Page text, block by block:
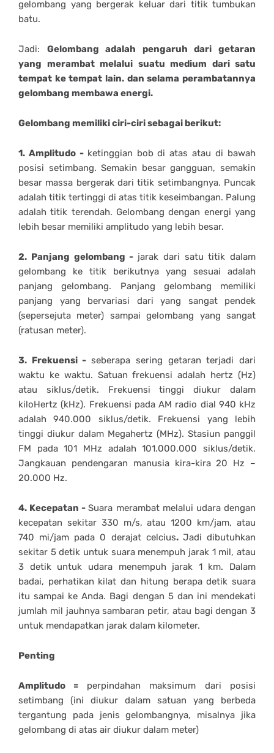
gelombang yang bergerak keluar dari titik tumbukan
batu.
Jadi: Gelombang adalah pengaruh dari getaran
yang merambat melalui suatu medium dari satu
tempat ke tempat lain. dan selama perambatannya
gelombang membawa energi.
Gelombang memiliki ciri-ciri sebagai berikut:
1. Amplitudo - ketinggian bob di atas atau di bawah
posisi setimbang. Semakin besar gangguan, semakin
besar massa bergerak dari titik setimbangnya. Puncak
adalah titik tertinggi di atas titik keseimbangan. Palung
adalah titik terendah. Gelombang dengan energi yang
lebih besar memiliki amplitudo yang lebih besar.
2. Panjang gelombang - jarak dari satu titik dalam
gelombang ke titik berikutnya yang sesuai adalah
panjang gelombang. Panjang gelombang memiliki
panjang yang bervariasi dari yang sangat pendek
(sepersejuta meter) sampai gelombang yang sangat
(ratusan meter).
3. Frekuensi -seberapa sering getaran terjadi dari
waktu ke waktu. Satuan frekuensi adalah hertz (Hz)
atau siklus/detik. Frekuensi tinggi diukur dalam
kiloHertz (kHz). Frekuensi pada AM radio dial 940 kHz
adalah 940.000 siklus/detik. Frekuensi yang lebih
tinggi diukur dalam Megahertz (MHz). Stasiun panggil
FM pada 101 MHz adalah 101.000.000 siklus/detik.
Jangkauan pendengaran manusia kira-kira 20 Hz –
20.000 Hz.
4. Kecepatan -Suara merambat melalui udara dengan
kecepatan sekitar 330 m/s, atau 1200 km/jam, atau
740 mi/jam pada 0 derajat celcius. Jadi dibutuhkan
sekitar 5 detik untuk suara menempuh jarak 1 mil, atau
3 detik untuk udara menempuh jarak 1 km. Dalam
badai, perhatikan kilat dan hitung berapa detik suara
itu sampai ke Anda. Bagi dengan 5 dan ini mendekati
jumlah mil jauhnya sambaran petir, atau bagi dengan 3
untuk mendapatkan jarak dalam kilometer.
Penting
Amplitudo = perpindahan maksimum dari posisi
setimbang (ini diukur dalam satuan yang berbeda
tergantung pada jenis gelombangnya, misalnya jika
gelombang di atas air diukur dalam meter)